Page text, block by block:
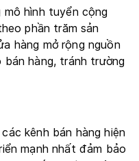
hình tuyển cộng
phần trăm sản
hàng mở rộng nguồn
hàng, tránh trường
kênh bán hàng hiện
mạnh nhất đảm bảo